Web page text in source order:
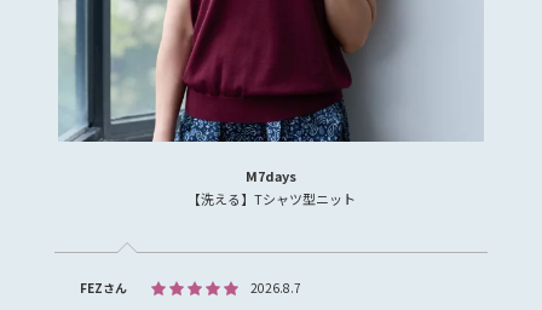
M7days
【洗える】Tシャツ型ニット
FEZさん 2026.8.7